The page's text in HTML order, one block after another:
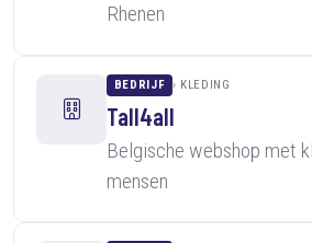
Rhenen
BEDRIJF KLEDING
Tall4all
Belgische webshop met
mensen